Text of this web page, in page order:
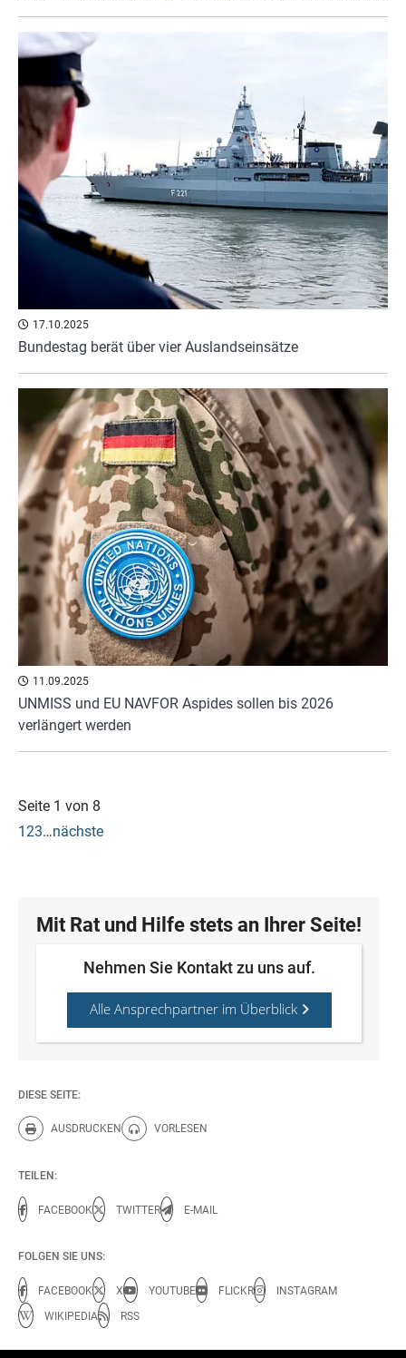
17.10.2025
Bundestag berät über vier Auslandseinsätze
11.09.2025
UNMISS und EU NAVFOR Aspides sollen bis 2026
verlängert werden
Seite 1 von 8
123…nächste
Mit Rat und Hilfe stets an Ihrer Seite!
Nehmen Sie Kontakt zu uns auf.
Alle Ansprechpartner im Überblick
DIESE SEITE:
AUSDRUCKEN
Diese Seite drucken.
VORLESEN
Diese Seite vorlesen.
TEILEN:
FACEBOOK TWITTER E-MAIL
FOLGEN SIE UNS:
FACEBOOK X YOUTUBE FLICKR
INSTAGRAM
WIKIPEDIA
RSS